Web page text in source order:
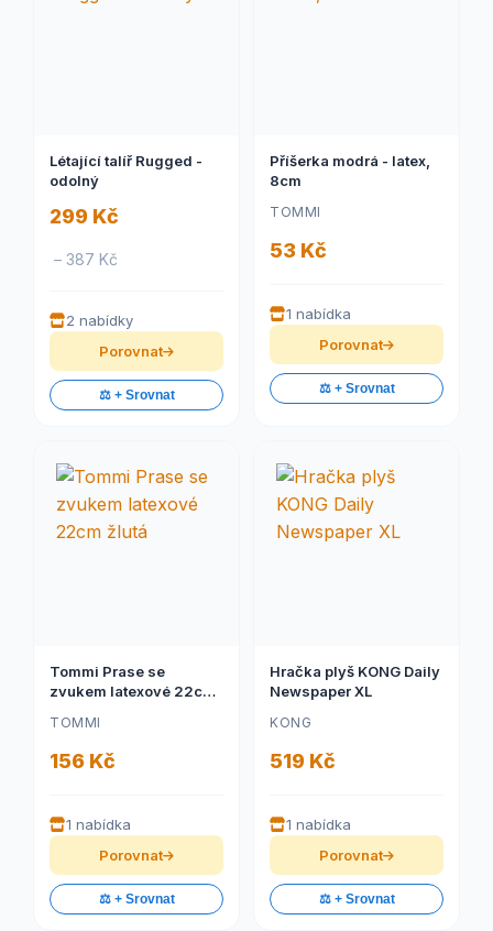
Létající talíř Rugged -
odolný
299 Kč
– 387 Kč
2 nabídky
Porovnat
⚖️ + Srovnat
Příšerka modrá - latex,
8cm
TOMMI
53 Kč
1 nabídka
Porovnat
⚖️ + Srovnat
Tommi Prase se
zvukem latexové 22cm
TOMMI
156 Kč
1 nabídka
Porovnat
⚖️ + Srovnat
Hračka plyš KONG Daily
Newspaper XL
KONG
519 Kč
1 nabídka
Porovnat
⚖️ + Srovnat